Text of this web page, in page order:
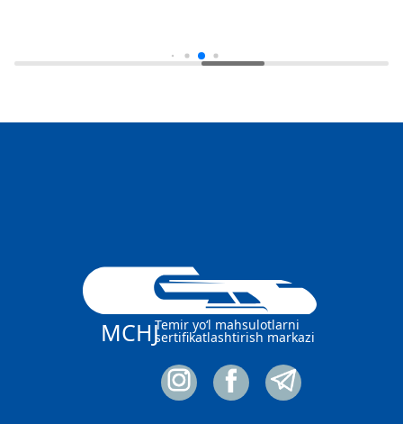
MCHJTemir yo‘l mahsulotlarni
sertifikatlashtirish markazi